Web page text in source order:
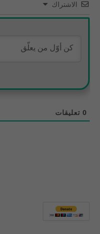
الاشتراك
0 تعليقات